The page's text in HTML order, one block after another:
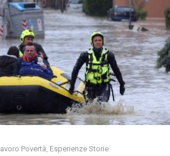
Povertà Esperienze Storie